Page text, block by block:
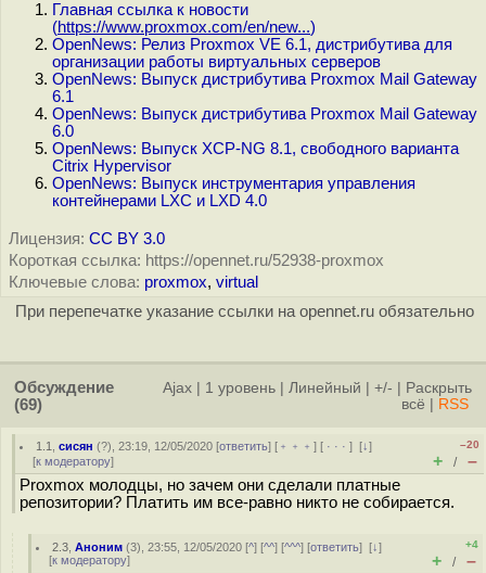
Главная ссылка к новости
(https://www.proxmox.com/en/new...)
OpenNews: Релиз Proxmox VE 6.1, дистрибутива для
организации работы виртуальных серверов
OpenNews: Выпуск дистрибутива Proxmox Mail Gateway
6.1
OpenNews: Выпуск дистрибутива Proxmox Mail Gateway
6.0
OpenNews: Выпуск XCP-NG 8.1, свободного варианта
Citrix Hypervisor
OpenNews: Выпуск инструментария управления
контейнерами LXC и LXD 4.0
Лицензия: CC BY 3.0
Короткая ссылка: https://opennet.ru/52938-proxmox
Ключевые слова: proxmox, virtual
При перепечатке указание ссылки на opennet.ru обязательно
Обсуждение
(69)
Ajax 1 уровень Линейный +/-
Раскрыть
всё
RSS
1.1 ,сисян (?), 23:19, 12/05/2020 [ответить] [ ﹢﹢﹢] [ · · ·][↓]
[к модератору]
–20
+ / –
Proxmox молодцы, но зачем они сделали платные
репозитории? Платить им все-равно никто не собирается.
2.3 ,Аноним (3), 23:55, 12/05/2020 [^] [^^] [^^^] [ответить][↓]
[к модератору]
+4
+ / –